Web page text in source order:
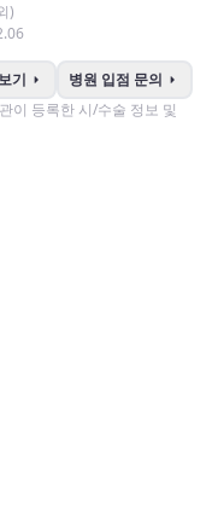
)
기 arrow_right 병원 입점 문의 arrow_right
이 등록한 시/수술 정보 및